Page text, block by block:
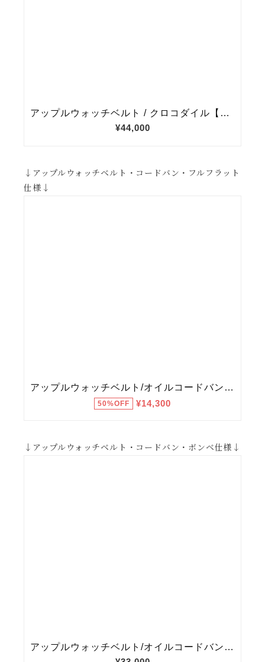
↓アップルウォッチベルト・コードバン・フルフラット
仕様↓
↓アップルウォッチベルト・コードバン・ボンベ仕様↓